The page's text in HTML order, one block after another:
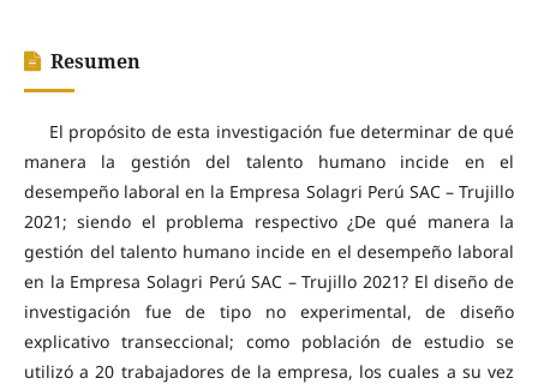
Resumen
El propósito de esta investigación fue determinar de qué
manera la gestión del talento humano incide en el
desempeño laboral en la Empresa Solagri Perú SAC – Trujillo
2021; siendo el problema respectivo ¿De qué manera la
gestión del talento humano incide en el desempeño laboral
en la Empresa Solagri Perú SAC – Trujillo 2021? El diseño de
investigación fue de tipo no experimental, de diseño
explicativo transeccional; como población de estudio se
utilizó a 20 trabajadores de la empresa, los cuales a su vez